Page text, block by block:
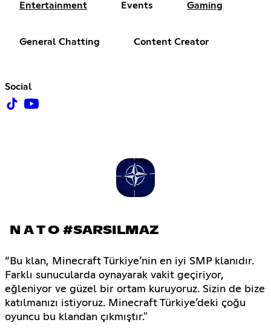
Entertainment Events Gaming
General Chatting Content Creator
Social
N A T O #SARSILMAZ
“Bu klan, Minecraft Türkiye’nin en iyi SMP klanıdır.
Farklı sunucularda oynayarak vakit geçiriyor,
eğleniyor ve güzel bir ortam kuruyoruz. Sizin de bize
katılmanızı istiyoruz. Minecraft Türkiye’deki çoğu
oyuncu bu klandan çıkmıştır."